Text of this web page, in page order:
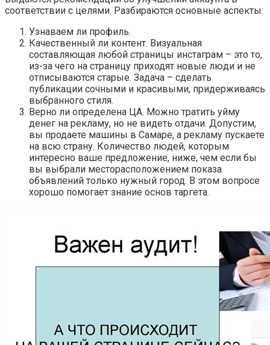
соответствии с целями. Разбираются основные аспекты:
Узнаваем ли профиль.
Качественный ли контент. Визуальная
составляющая любой страницы инстаграм – это то,
из-за чего на страницу приходят новые люди и не
отписываются старые. Задача – сделать
публикации сочными и красивыми, придерживаясь
выбранного стиля.
Верно ли определена ЦА. Можно тратить уйму
денег на рекламу, но не видеть отдачи. Допустим,
вы продаете машины в Самаре, а рекламу пускаете
на всю страну. Количество людей, которым
интересно ваше предложение, ниже, чем если бы
вы выбрали месторасположением показа
объявлений только нужный город. В этом вопросе
хорошо помогает знание основ таргета.